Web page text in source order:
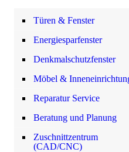
Türen & Fenster
Energiesparfenster
Denkmalschutzfenster
Möbel &
Reparatur Service
Beratung und Planung
Zuschnittzentrum
(CAD/CNC)